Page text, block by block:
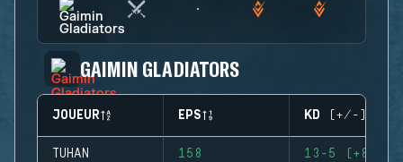
GAIMIN GLADIATORS
JOUEUR EPS KD (+/-)
TUHAN 158 13-5 (+8)